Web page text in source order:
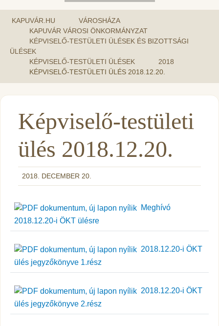
KAPUVÁR.HU
VÁROSHÁZA
KAPUVÁR VÁROSI ÖNKORMÁNYZAT
KÉPVISELŐ-TESTÜLETI ÜLÉSEK ÉS BIZOTTSÁGI
ÜLÉSEK
KÉPVISELŐ-TESTÜLETI ÜLÉSEK
2018
KÉPVISELŐ-TESTÜLETI ÜLÉS 2018.12.20.
Képviselő-testületi
ülés 2018.12.20.
2018. DECEMBER 20.
Meghívó
2018.12.20-i ÖKT ülésre
2018.12.20-i ÖKT
ülés jegyzőkönyve 1.rész
2018.12.20-i ÖKT
ülés jegyzőkönyve 2.rész